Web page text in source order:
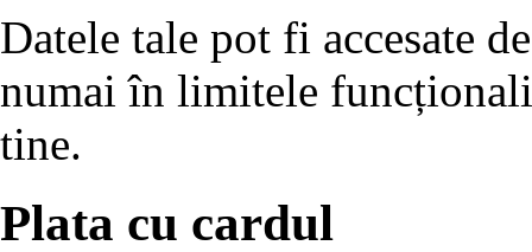
Datele tale pot fi accesate
numai în limitele
tine.
Plata cu cardul